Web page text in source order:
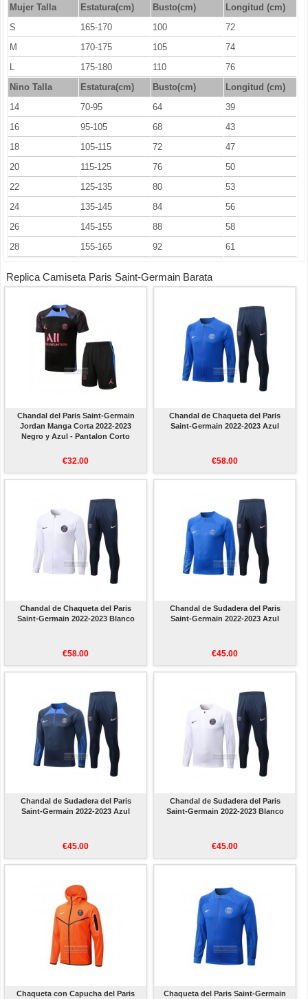
Mujer Talla Estatura(cm) Busto(cm)
Longitud (cm)
S
165-170 100
72
M
170-175 105
74
L
175-180 110
76
Nino Talla
Estatura(cm) Busto(cm)
Longitud (cm)
14
70-95 64
39
16
95-105 68
43
18
105-115 72
47
20
115-125 76
50
22
125-135 80
53
24
135-145 84
56
26
145-155 88
58
28
155-165 92 61
Replica Camiseta Paris Saint-Germain Barata
Chandal del Paris Saint-Germain
Jordan Manga Corta 2022-2023
Negro y Azul - Pantalon Corto
€32.00
Chandal de Chaqueta del Paris
Saint-Germain 2022-2023 Azul
€58.00
Chandal de Chaqueta del Paris
Saint-Germain 2022-2023 Blanco
€58.00
Chandal de Sudadera del Paris
Saint-Germain 2022-2023 Azul
€45.00
Chandal de Sudadera del Paris
Saint-Germain 2022-2023 Azul
€45.00
Chandal de Sudadera del Paris
Saint-Germain 2022-2023 Blanco
€45.00
Chaqueta con Capucha del Paris
Chaqueta del Paris Saint-Germain